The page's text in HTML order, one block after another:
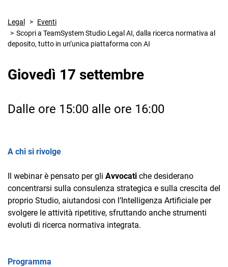
Email Marketing
Fatturazione
Financial Solutions
Trust Services
Legal
Eventi
Scopri a TeamSystem Studio Legal AI, dalla ricerca normativa al
deposito, tutto in un’unica piattaforma con AI
Giovedì 17 settembre
Dalle ore 15:00 alle ore 16:00
A chi si rivolge
Il webinar è pensato per gli Avvocati che desiderano
concentrarsi sulla consulenza strategica e sulla crescita del
proprio Studio, aiutandosi con l’Intelligenza Artificiale per
svolgere le attività ripetitive, sfruttando anche strumenti
evoluti di ricerca normativa integrata.
Programma